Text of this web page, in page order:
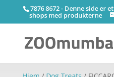
7876 8672 - Denne side er
shops med produkterne